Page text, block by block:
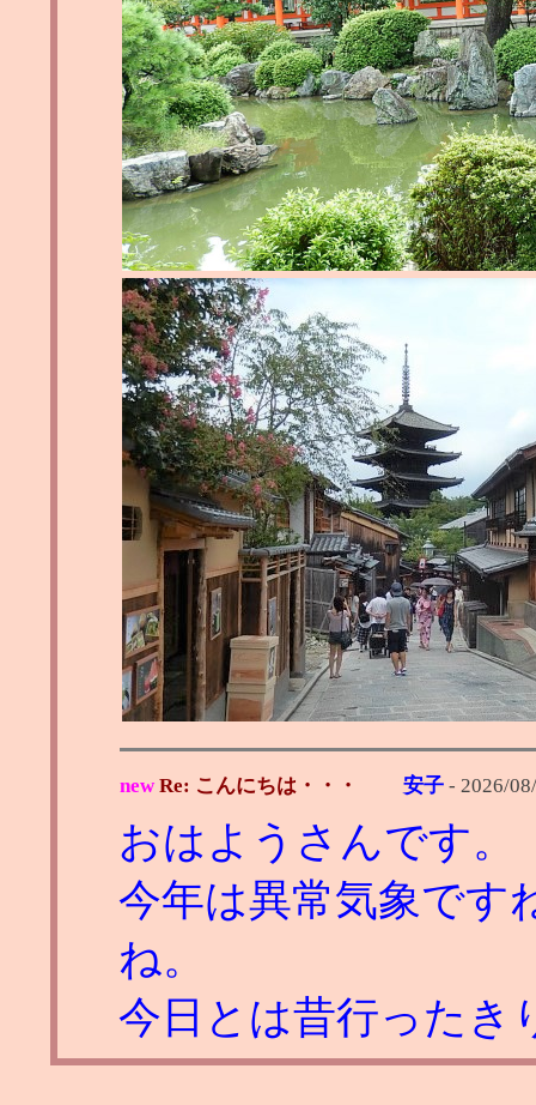
new Re: こんにちは・・・ 安子 - 2026/
おはようさんです。
今年は異常気象です
ね。
今日とは昔行ったき